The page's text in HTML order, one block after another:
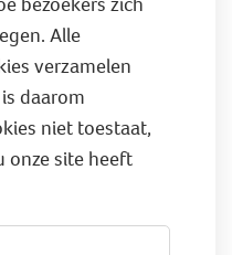
Alle
verzamelen
daarom
niet toestaat,
onze site heeft